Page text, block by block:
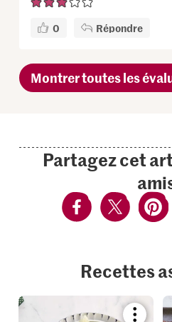
0 Répondre
Montrer toutes les
Partagez cet
Recettes